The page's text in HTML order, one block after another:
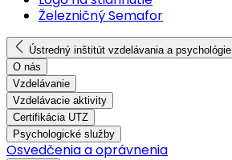
Železničný Semafor
Ústredný inštitút vzdelávania a psychológie
O nás
Vzdelávanie
Vzdelávacie aktivity
Certifikácia UTZ
Psychologické služby
Osvedčenia a oprávnenia